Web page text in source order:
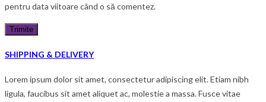
pentru data viitoare când o să comentez.
SHIPPING & DELIVERY
Lorem ipsum dolor sit amet, consectetur adipiscing elit. Etiam nibh
ligula, faucibus sit amet aliquet ac, molestie a massa. Fusce vitae